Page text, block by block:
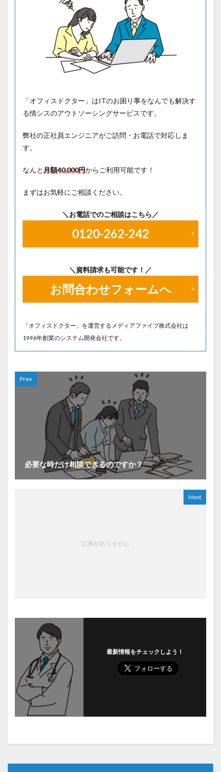
「オフィスドクター」はITのお困り事をなんでも解決す
る情シスのアウトソーシングサービスです。
弊社の正社員エンジニアがご訪問・お電話で対応しま
す。
なんと月額40,000円からご利用可能です！
まずはお気軽にご相談ください。
＼お電話でのご相談はこちら／
0120-262-242
＼資料請求も可能です！／
お問合わせフォームへ
「オフィスドクター」を運営するメディアファイブ株式会社は
1996年創業のシステム開発会社です。
Prev
必要な時だけ相談できるのですか？
Next
記事がありません
最新情報をチェックしよう！